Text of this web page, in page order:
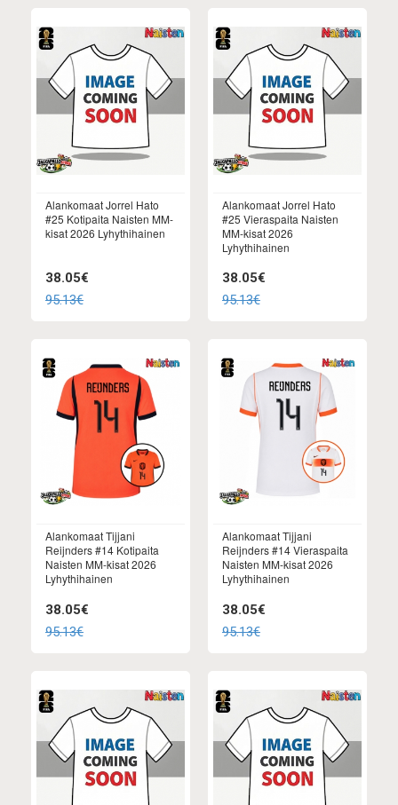
Alankomaat Jorrel Hato
#25 Kotipaita Naisten MM-
kisat 2026 Lyhythihainen
38.05€
95.13€
Alankomaat Jorrel Hato
#25 Vieraspaita Naisten
MM-kisat 2026
Lyhythihainen
38.05€
95.13€
Alankomaat Tijjani
Reijnders #14 Kotipaita
Naisten MM-kisat 2026
Lyhythihainen
38.05€
95.13€
Alankomaat Tijjani
Reijnders #14 Vieraspaita
Naisten MM-kisat 2026
Lyhythihainen
38.05€
95.13€